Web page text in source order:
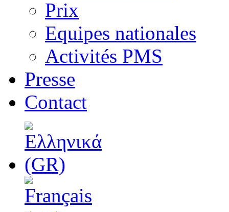
Prix
Equipes nationales
Activités PMS
Presse
Contact